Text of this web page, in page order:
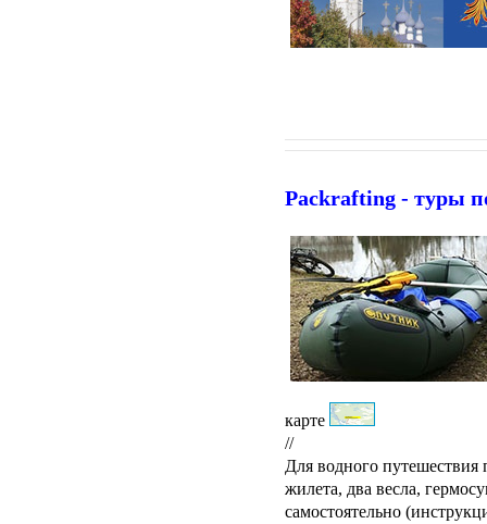
Packrafting - туры
карте
//
Для водного путешествия
жилета, два весла,
самостоятельно